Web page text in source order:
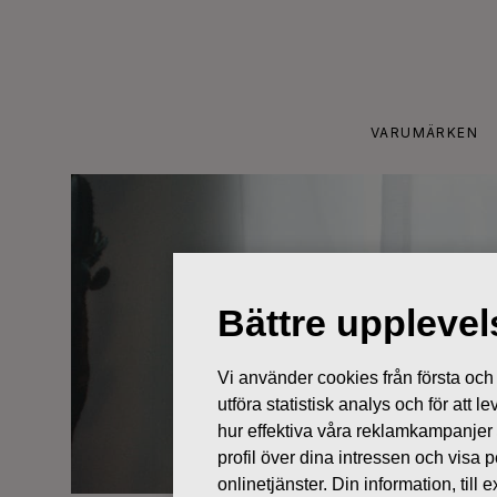
VARUMÄRKEN
Bättre
Vi använder cookies från första
utföra statistisk analys och för att
hur effektiva våra
profil över dina intressen och visa
onlinetjänster. Din information, till